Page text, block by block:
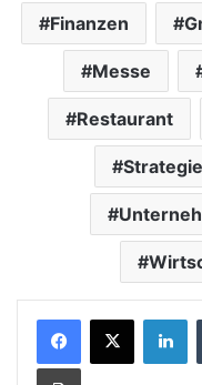
Finanzen
Messe
Restaurant
Strategie